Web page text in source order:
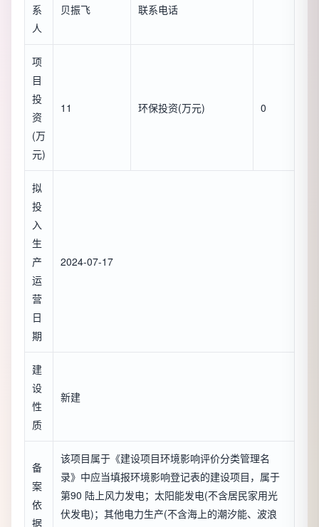
系
人
贝振飞 联系电话
项
目
投
资
(万
元)
11 环保投资(万元) 0
拟
投
入
生
产
运
营
日
期
2024-07-17
建
设
性
质
新建
备
案
依
据
该项目属于《建设项目环境影响评价分类管理名
录》中应当填报环境影响登记表的建设项目，属于
第90 陆上风力发电；太阳能发电(不含居民家用光
伏发电)；其他电力生产(不含海上的潮汐能、波浪